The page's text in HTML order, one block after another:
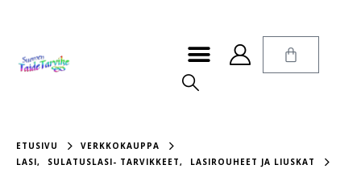
ETUSIVU
VERKKOKAUPPA
LASI, SULATUSLASI- TARVIKKEET,
LASIROUHEET JA LIUSKAT